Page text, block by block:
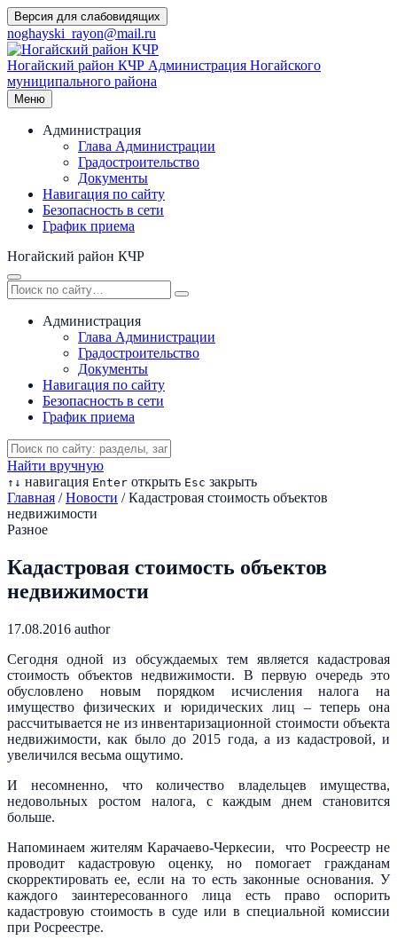
Перейти
к
содержимому
Версия для слабовидящих
noghayski_rayon@mail.ru
Ногайский район КЧР Администрация Ногайского
муниципального района
Меню
Администрация
Глава Администрации
Градостроительство
Документы
Навигация по сайту
Безопасность в сети
График приема
Ногайский район КЧР
Администрация
Глава Администрации
Градостроительство
Документы
Навигация по сайту
Безопасность в сети
График приема
Найти вручную
↑ ↓ навигация Enter открыть Esc закрыть
Главная / Новости / Кадастровая стоимость объектов
недвижимости
Разное
Кадастровая стоимость объектов
недвижимости
17.08.2016 author
Сегодня одной из обсуждаемых тем является кадастровая
стоимость объектов недвижимости. В первую очередь это
обусловлено новым порядком исчисления налога на
имущество физических и юридических лиц – теперь она
рассчитывается не из инвентаризационной стоимости объекта
недвижимости, как было до 2015 года, а из кадастровой, и
увеличился весьма ощутимо.
И несомненно, что количество владельцев имущества,
недовольных ростом налога, с каждым днем становится
больше.
Напоминаем жителям Карачаево-Черкесии, что Росреестр не
проводит кадастровую оценку, но помогает гражданам
скорректировать ее, если на то есть законные основания. У
каждого заинтересованного лица есть право оспорить
кадастровую стоимость в суде или в специальной комиссии
при Росреестре.